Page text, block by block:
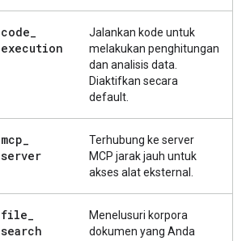
code_
execution
Jalankan kode untuk
melakukan penghitungan
dan analisis data.
Diaktifkan secara
default.
mcp_
server
Terhubung ke server
MCP jarak jauh untuk
akses alat eksternal.
file_
search
Menelusuri korpora
dokumen yang Anda